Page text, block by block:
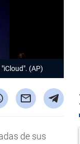
(AP)
de sus